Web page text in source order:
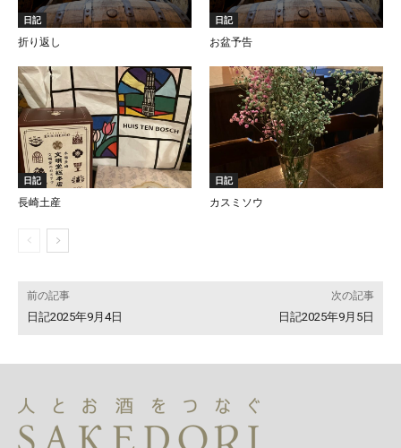
日記
折り返し
日記
お盆予告
日記
長崎土産
日記
カスミソウ
前の記事
日記2025年9月4日
次の記事
日記2025年9月5日